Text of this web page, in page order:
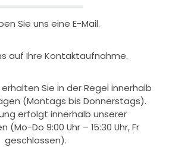
Sie uns eine E-Mail.
auf Ihre Kontaktaufnahme.
Sie in der Regel innerhalb
(Montags bis Donnerstags).
erfolgt innerhalb unserer
Do 9:00 Uhr – 15:30 Uhr, Fr
geschlossen).